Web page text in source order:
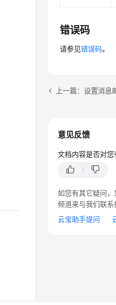
错误码
请参见错误码。
上一篇：设置消息
意见反馈
文档内容是否对您
如您有其它疑问
频道来与我们联系
云宝助手提问